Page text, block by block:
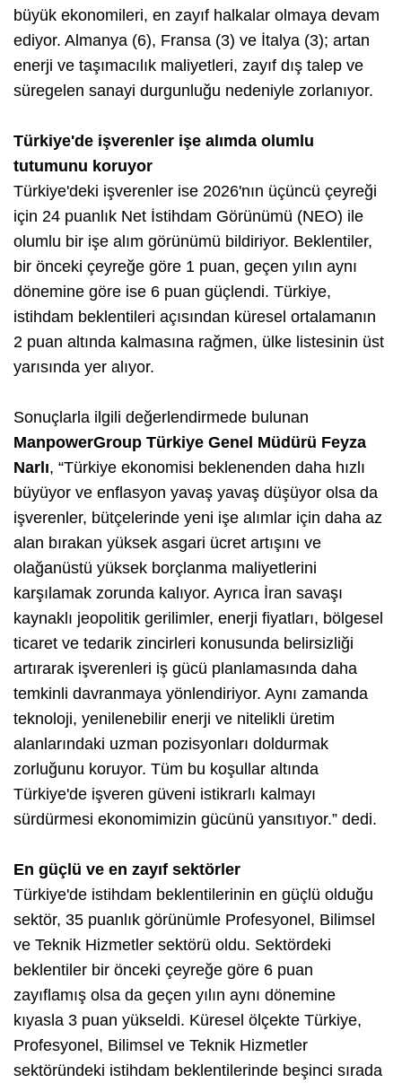
büyük ekonomileri, en zayıf halkalar olmaya devam
ediyor. Almanya (6), Fransa (3) ve İtalya (3); artan
enerji ve taşımacılık maliyetleri, zayıf dış talep ve
süregelen sanayi durgunluğu nedeniyle zorlanıyor.
Türkiye'de işverenler işe alımda olumlu
tutumunu koruyor
Türkiye'deki işverenler ise 2026'nın üçüncü çeyreği
için 24 puanlık Net İstihdam Görünümü (NEO) ile
olumlu bir işe alım görünümü bildiriyor. Beklentiler,
bir önceki çeyreğe göre 1 puan, geçen yılın aynı
dönemine göre ise 6 puan güçlendi. Türkiye,
istihdam beklentileri açısından küresel ortalamanın
2 puan altında kalmasına rağmen, ülke listesinin üst
yarısında yer alıyor.
Sonuçlarla ilgili değerlendirmede bulunan
ManpowerGroup Türkiye Genel Müdürü Feyza
Narlı, “Türkiye ekonomisi beklenenden daha hızlı
büyüyor ve enflasyon yavaş yavaş düşüyor olsa da
işverenler, bütçelerinde yeni işe alımlar için daha az
alan bırakan yüksek asgari ücret artışını ve
olağanüstü yüksek borçlanma maliyetlerini
karşılamak zorunda kalıyor. Ayrıca İran savaşı
kaynaklı jeopolitik gerilimler, enerji fiyatları, bölgesel
ticaret ve tedarik zincirleri konusunda belirsizliği
artırarak işverenleri iş gücü planlamasında daha
temkinli davranmaya yönlendiriyor. Aynı zamanda
teknoloji, yenilenebilir enerji ve nitelikli üretim
alanlarındaki uzman pozisyonları doldurmak
zorluğunu koruyor. Tüm bu koşullar altında
Türkiye'de işveren güveni istikrarlı kalmayı
sürdürmesi ekonomimizin gücünü yansıtıyor.” dedi.
En güçlü ve en zayıf sektörler
Türkiye'de istihdam beklentilerinin en güçlü olduğu
sektör, 35 puanlık görünümle Profesyonel, Bilimsel
ve Teknik Hizmetler sektörü oldu. Sektördeki
beklentiler bir önceki çeyreğe göre 6 puan
zayıflamış olsa da geçen yılın aynı dönemine
kıyasla 3 puan yükseldi. Küresel ölçekte Türkiye,
Profesyonel, Bilimsel ve Teknik Hizmetler
sektöründeki istihdam beklentilerinde beşinci sırada